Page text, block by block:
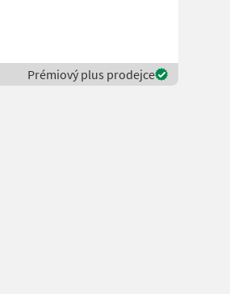
Prémiový plus prodejce